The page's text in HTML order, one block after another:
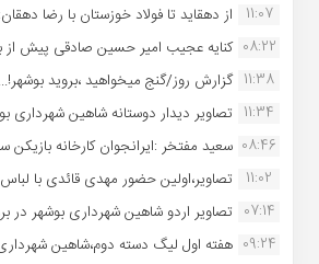
11:07
از دهقاید تا فولاد خوزستان با رضا
08:22 کنایه عجیب امیر حسین صادقی پیش از
11:38 گزارش روز/گنج میخواهید ،بروید بوشهر!...
11:34 تصاویر دیدار دوستانه شاهین شهردارى
08:46 سعید مفتخر :ایرانجوان کارخانه بازیکن
11:02
تصاویر،اولین حضور مهدی قائدی با
07:14 تصاویر اردو شاهین شهرداری بوشهر
09:24 هفته اول لیگ دسته دوم،شاهین